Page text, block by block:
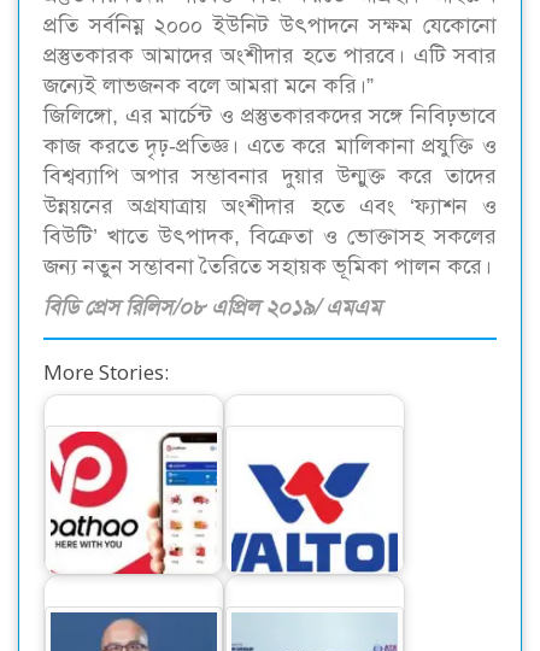
প্রতি সর্বনিম্ন ২০০০ ইউনিট উৎপাদনে সক্ষম যেকোনো
প্রস্তুতকারক আমাদের অংশীদার হতে পারবে। এটি সবার
জন্যেই লাভজনক বলে আমরা মনে করি।”
জিলিঙ্গো, এর মার্চেন্ট ও প্রস্তুতকারকদের সঙ্গে নিবিঢ়ভাবে
কাজ করতে দৃঢ়-প্রতিজ্ঞ। এতে করে মালিকানা প্রযুক্তি ও
বিশ্বব্যাপি অপার সম্ভাবনার দুয়ার উন্মুক্ত করে তাদের
উন্নয়নের অগ্রযাত্রায় অংশীদার হতে এবং ‘ফ্যাশন ও
বিউটি’ খাতে উৎপাদক, বিক্রেতা ও ভোক্তাসহ সকলের
জন্য নতুন সম্ভাবনা তৈরিতে সহায়ক ভূমিকা পালন করে।
বিডি প্রেস রিলিস/০৮ এপ্রিল ২০১৯/ এমএম
More Stories:
পাঠাও ফিনটেক
ট্রান্সফরমেশনকে এগিয়ে
নিতে…
ওয়ালটনের আকর্ষণীয়
ডিভিডেন্ড ঘোষণা :
সুদৃঢ়…